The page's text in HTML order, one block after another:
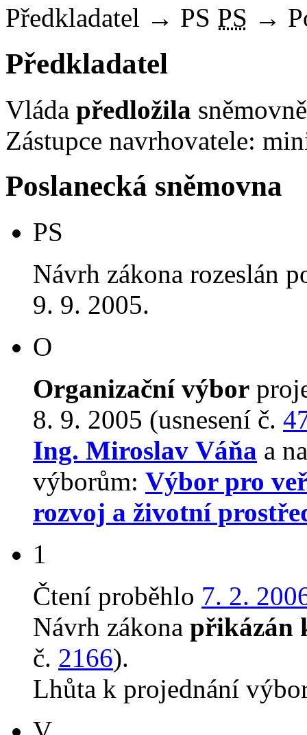
Předkladatel → PS PS →
Předkladatel
Vláda předložila
Zástupce navrhovatele:
Poslanecká sněmovna
PS
Návrh zákona rozeslán
9. 9. 2005.
O
Organizační výbor
8. 9. 2005 (usnesení č.
Ing. Miroslav Váňa a
výborům: Výbor pro
rozvoj a životní
1
Čtení proběhlo 7. 2.
Návrh zákona přikázán
č. 2166).
Lhůta k projednání